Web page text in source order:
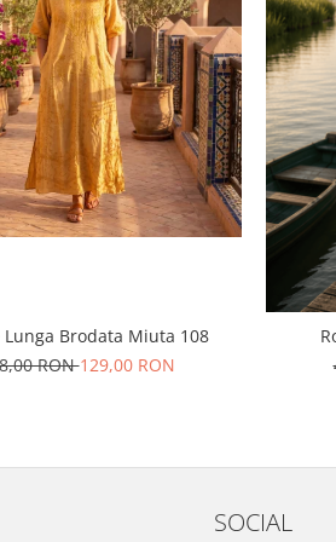
Lunga Brodata Miuta 108
RON129,00 RON
SOCIAL